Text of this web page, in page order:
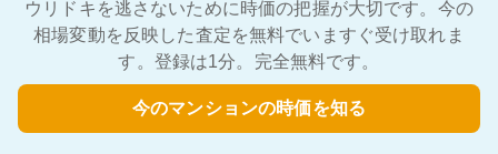
ウリドキを逃さないために時価の把握が大切です。今の
相場変動を反映した査定を無料でいますぐ受け取れま
す。登録は1分。完全無料です。
今のマンションの時価を知る